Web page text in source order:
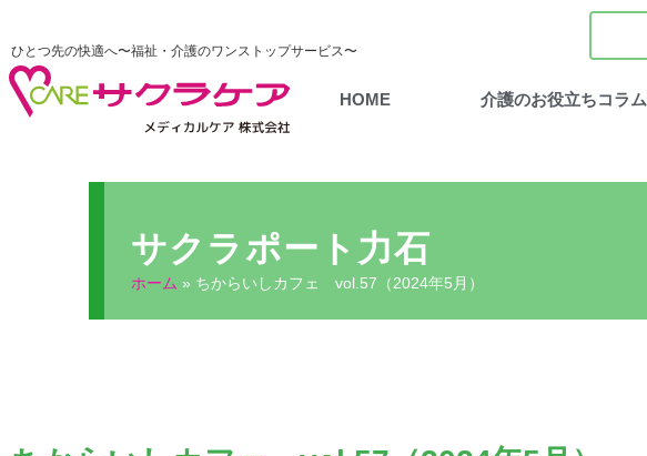
ひとつ先の快適へ〜福祉・介護のワンストップサービス〜
HOME 介護のお役立ちコラム
サクラポート力石
ホーム » ちからいしカフェ vol.57（2024年5月）